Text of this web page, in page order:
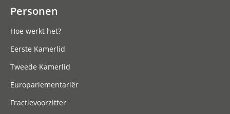
Personen
Hoe werkt het?
Eerste Kamerlid
Tweede Kamerlid
Europarlementariër
Fractievoorzitter